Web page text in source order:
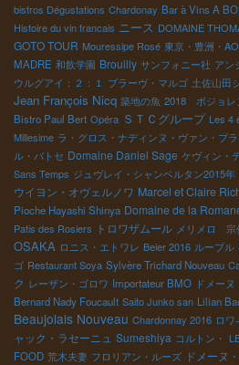
bistros Dégustations Chardonay Bar à Vins A
Histoire du vin francais ニース DOMAINE
GOTO TOUR Mouressipe Rosé 東京・豊洲・
MADRE 和飲学園 Brouilly サンフォニー社 アン
ウルグアイ：２：１
ブラーヴ・マルゴ 土佐山田
Jean François Nicq 築地の魚 2018 ボジョレ
Bistro Paul Bert Opéra ＳＴＣグループ Les 4
Millesime ラ・グロス・ナディンヌ・ヴァン・ブ
ル・バトセ Domaine Daniel Sage ケヴィン・
Sans Temps ジュヴレイ・シャンベルタン2015年
ウイヨン・オヴェルノワ Marcel et Claire
Pioche Hayashi Shinya Domaine de la
Patis des Rosiers トロワザムール メリメロ 宗
OSAKA ロニス・エトワレ Beier 2016 ルーブル
ゴ Restaurant Soya Sylvère Trichard Nouveau
ク レーザン・ゴロワ Importateur BMO ドメー
Bernard Nady Foucault Saito Junko san Lilian
Beaujolais Nouveau Chardonnay 2016 ロワ
ャック・ラセーニュ Sumeshiya コルトン・
FOOD 荒木夫妻 フロリアン・ルーズ ドメーヌ